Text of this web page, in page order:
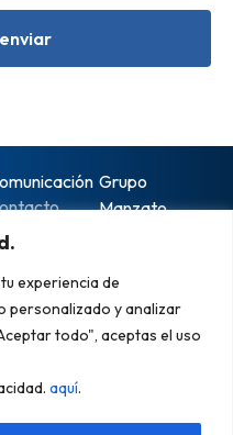
experiencia de
personalizado y analizar
todo", aceptas el uso
aquí.
del
con
Grupo
Manzato
Sistema de
Brasil